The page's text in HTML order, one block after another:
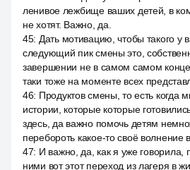
ленивое лежбище ваших детей, в
не хотят. Важно, да.
45: Дать мотивацию, чтобы такого у
следующий пик смены это,
завершении не в самом самом
таки тоже на моменте всех
46: Продуктов смены, то есть когда
истории, которые которые
здесь, да важно помочь детям
перебороть какое-то своё волнение
47: И важно, да, как я уже говорила,
ними вот этот переход из лагеря в